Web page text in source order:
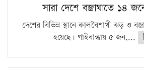
সারা দেশে বজ্রাঘাতে ১৪
দেশের বিভিন্ন স্থানে কালবৈশাখী ঝড় ও
হয়েছে। গাইবান্ধায় ৫ জন,...